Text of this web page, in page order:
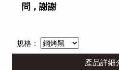
問，謝謝
規格：
產品詳細